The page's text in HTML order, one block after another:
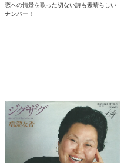
恋への情景を歌った切ない詩も素晴らしい
ナンバー！